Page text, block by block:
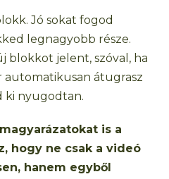
Jó sokat fogod
legnagyobb része.
blokkot jelent, szóval, ha
automatikusan átugrasz
ki nyugodtan.
is a
hogy ne csak a videó
hanem egyből